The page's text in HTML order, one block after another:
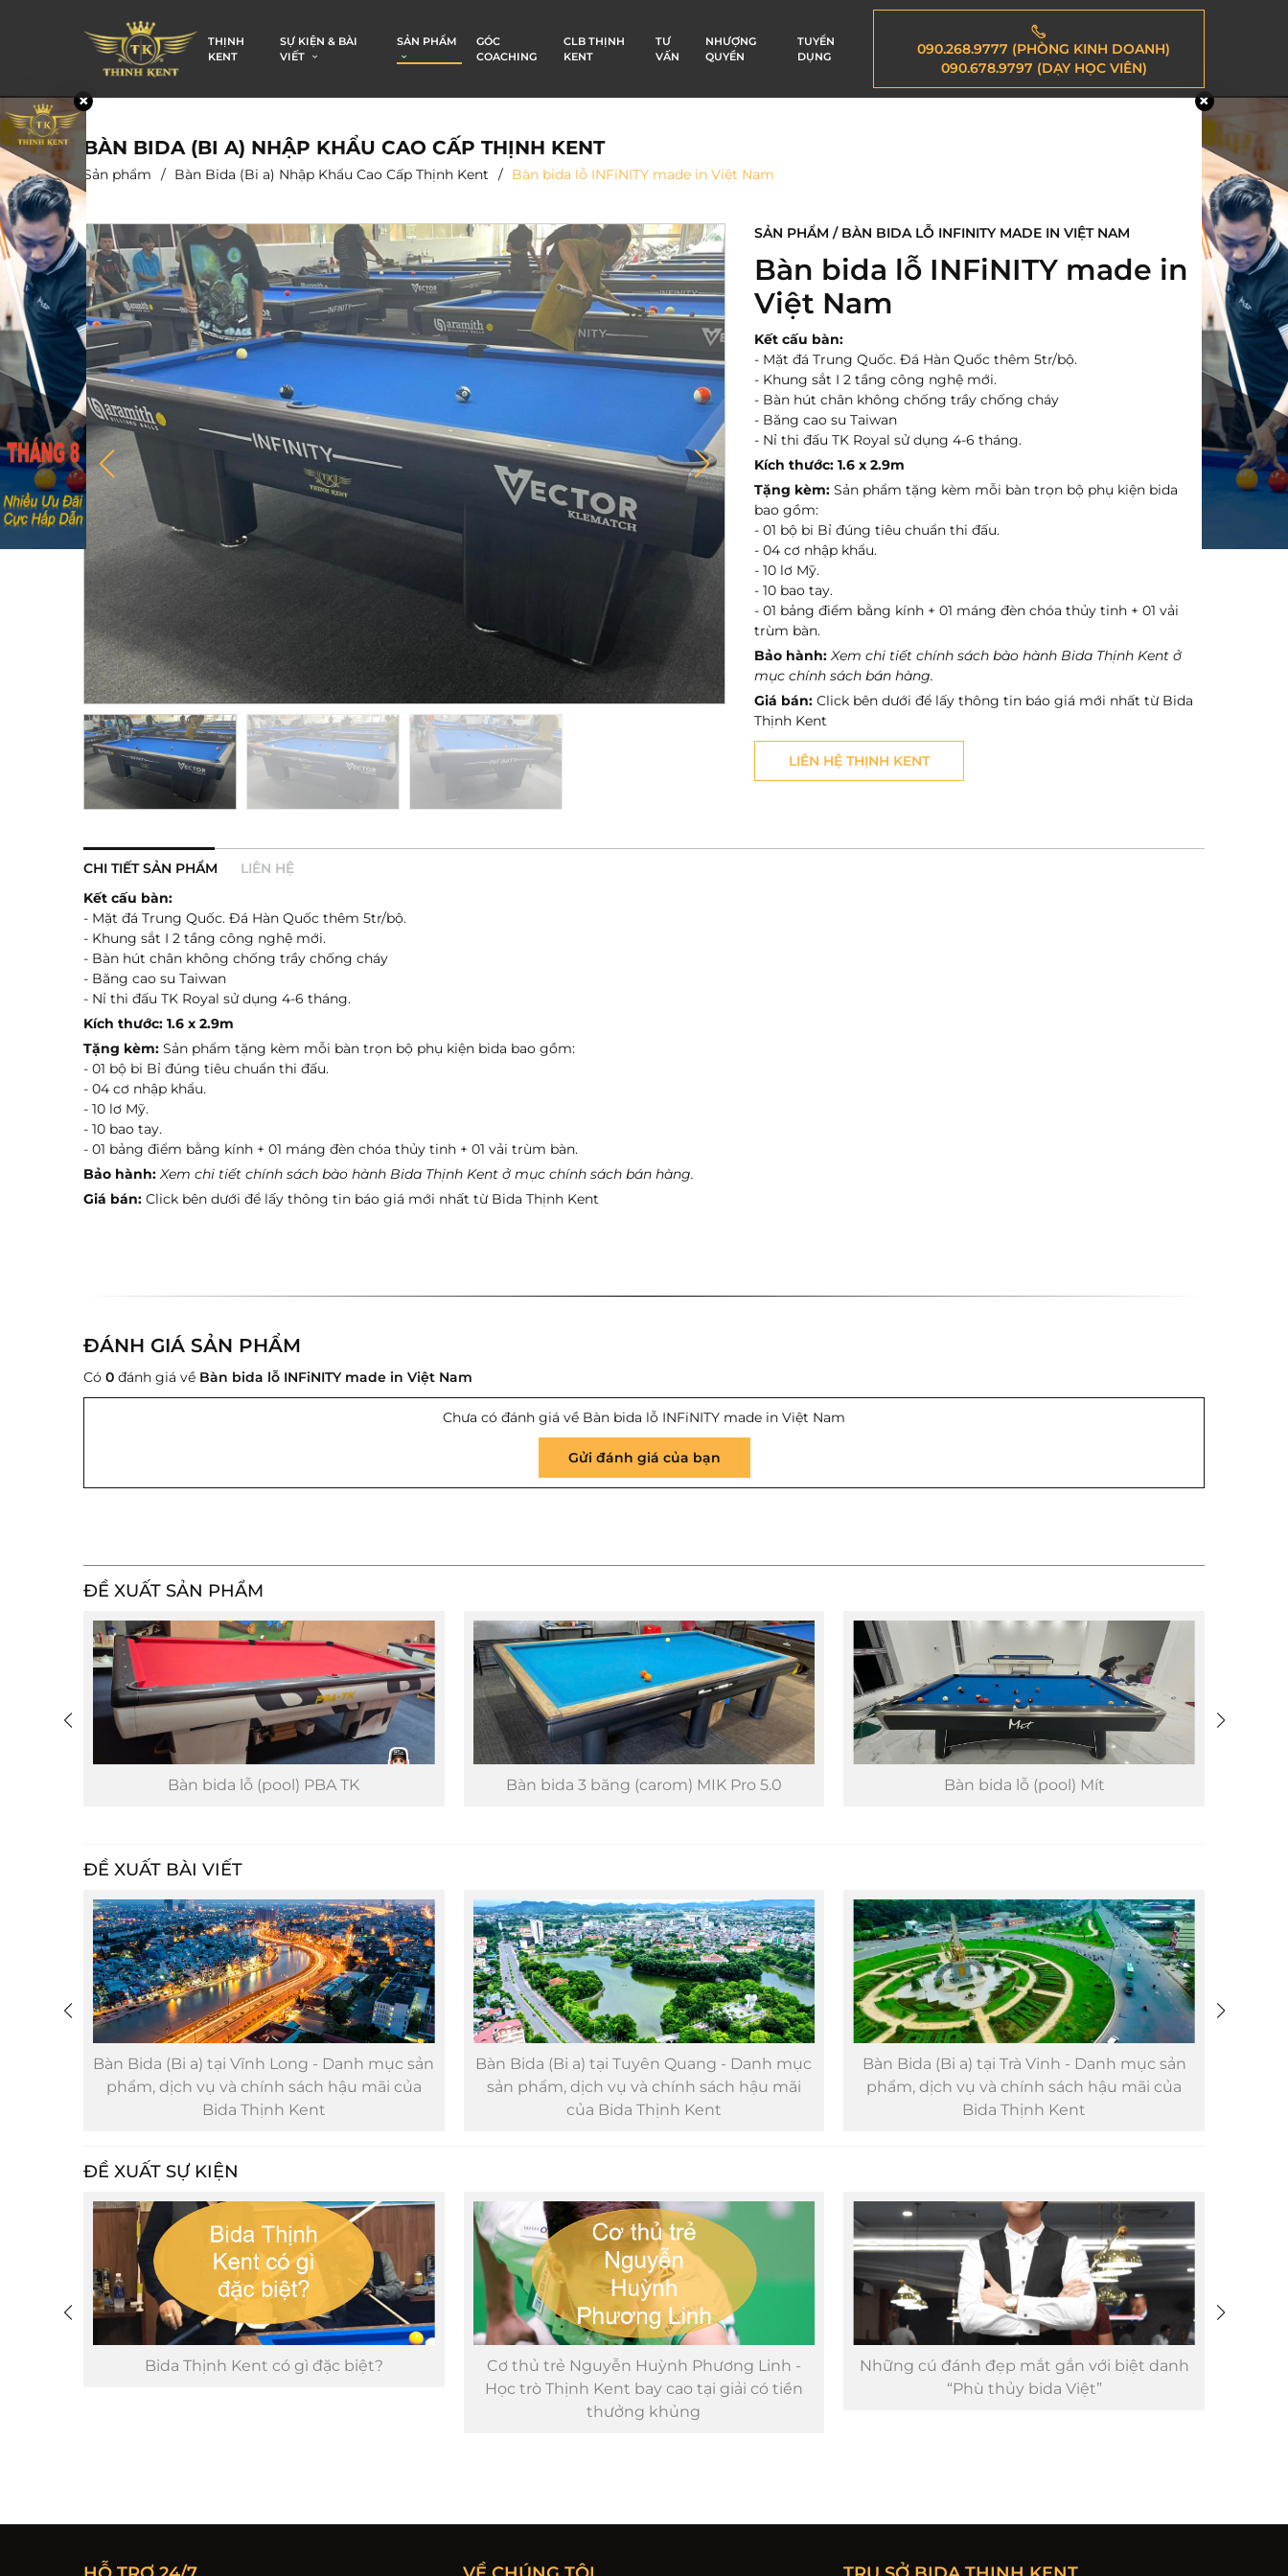
THỊNH
KENT
SỰ KIỆN & BÀI
VIẾT
SẢN PHẨM
GÓC
COACHING
CLB THỊNH
KENT
TƯ
VẤN
NHƯỢNG
QUYỀN
TUYỂN
DỤNG
090.268.9777 (PHÒNG KINH DOANH)
090.678.9797 (DẠY HỌC VIÊN)
BÀN BIDA (BI A) NHẬP KHẨU CAO CẤP THỊNH KENT
Sản phẩm Bàn Bida (Bi a) Nhập Khẩu Cao Cấp Thịnh Kent Bàn bida lỗ INFiNITY made in Việt Nam
SẢN PHẨM / BÀN BIDA LỖ INFINITY MADE IN VIỆT NAM
Bàn bida lỗ INFiNITY made in
Việt Nam
Kết cấu bàn:
- Mặt đá Trung Quốc. Đá Hàn Quốc thêm 5tr/bộ.
- Khung sắt I 2 tầng công nghệ mới.
- Bàn hút chân không chống trầy chống cháy
- Băng cao su Taiwan
- Nỉ thi đấu TK Royal sử dụng 4-6 tháng.
Kích thước: 1.6 x 2.9m
Tặng kèm: Sản phẩm tặng kèm mỗi bàn trọn bộ phụ kiện bida
bao gồm:
- 01 bộ bi Bỉ đúng tiêu chuẩn thi đấu.
- 04 cơ nhập khẩu.
- 10 lơ Mỹ.
- 10 bao tay.
- 01 bảng điểm bằng kính + 01 máng đèn chóa thủy tinh + 01 vải
trùm bàn.
Bảo hành: Xem chi tiết chính sách bào hành Bida Thịnh Kent ở
mục chính sách bán hàng.
Giá bán: Click bên dưới để lấy thông tin báo giá mới nhất từ Bida
Thịnh Kent
LIÊN HỆ THỊNH KENT
CHI TIẾT SẢN PHẨM
LIÊN HỆ
Kết cấu bàn:
- Mặt đá Trung Quốc. Đá Hàn Quốc thêm 5tr/bộ.
- Khung sắt I 2 tầng công nghệ mới.
- Bàn hút chân không chống trầy chống cháy
- Băng cao su Taiwan
- Nỉ thi đấu TK Royal sử dụng 4-6 tháng.
Kích thước: 1.6 x 2.9m
Tặng kèm: Sản phẩm tặng kèm mỗi bàn trọn bộ phụ kiện bida bao gồm:
- 01 bộ bi Bỉ đúng tiêu chuẩn thi đấu.
- 04 cơ nhập khẩu.
- 10 lơ Mỹ.
- 10 bao tay.
- 01 bảng điểm bằng kính + 01 máng đèn chóa thủy tinh + 01 vải trùm bàn.
Bảo hành: Xem chi tiết chính sách bào hành Bida Thịnh Kent ở mục chính sách bán hàng.
Giá bán: Click bên dưới để lấy thông tin báo giá mới nhất từ Bida Thịnh Kent
Gửi ngay
ĐÁNH GIÁ SẢN PHẨM
Có 0 đánh giá về Bàn bida lỗ INFiNITY made in Việt Nam
Chưa có đánh giá về Bàn bida lỗ INFiNITY made in Việt Nam
Gửi đánh giá của bạn
ĐỀ XUẤT SẢN PHẨM
Bàn bida lỗ (pool) PBA TK Bàn bida 3 băng (carom) MIK Pro 5.0 Bàn bida lỗ (pool) Mít
ĐỀ XUẤT BÀI VIẾT
Bàn Bida (Bi a) tại Vĩnh Long - Danh mục sản
phẩm, dịch vụ và chính sách hậu mãi của
Bida Thịnh Kent
Bàn Bida (Bi a) tại Tuyên Quang - Danh mục
sản phẩm, dịch vụ và chính sách hậu mãi
của Bida Thịnh Kent
Bàn Bida (Bi a) tại Trà Vinh - Danh mục sản
phẩm, dịch vụ và chính sách hậu mãi của
Bida Thịnh Kent
ĐỀ XUẤT SỰ KIỆN
Bida Thịnh Kent có gì đặc biệt?
Cơ thủ trẻ Nguyễn Huỳnh Phương Linh -
Học trò Thịnh Kent bay cao tại giải có tiền
thưởng khủng
Những cú đánh đẹp mắt gắn với biệt danh
“Phù thủy bida Việt”